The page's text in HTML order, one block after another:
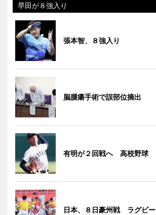
早田が８強入り
張本智、８強入り
脳腫瘍手術で誤部位摘出
有明が２回戦へ 高校野球
日本、８日豪州戦 ラグビー